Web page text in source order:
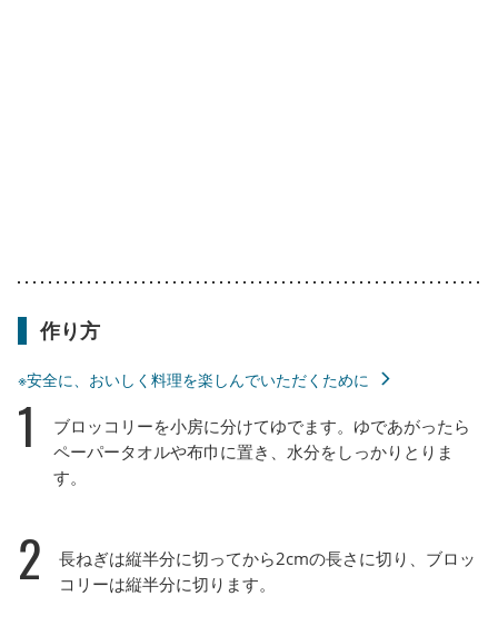
作り方
※安全に、おいしく料理を楽しんでいただくために
1
ブロッコリーを小房に分けてゆでます。ゆであがったら
ペーパータオルや布巾に置き、水分をしっかりとりま
す。
2
長ねぎは縦半分に切ってから2cmの長さに切り、ブロッ
コリーは縦半分に切ります。